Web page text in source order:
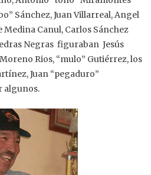
Sánchez, Juan Villarreal, Angel
Medina Canul, Carlos Sánchez
Negras figuraban Jesús
Rios, “mulo” Gutiérrez, los
Juan “pegaduro”
algunos.